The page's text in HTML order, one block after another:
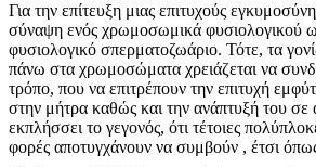
Για την επίτευξη μιας επιτυχούς
σύναψη ενός χρωμοσωμικά φυσιολογικού
φυσιολογικό σπερματοζωάριο. Τότε, τα
πάνω στα χρωμοσώματα χρειάζεται να
τρόπο, που να επιτρέπουν την επιτυχή
στην μήτρα καθώς και την ανάπτυξή του σε
εκπλήσσει το γεγονός, ότι τέτοιες
φορές αποτυγχάνουν να συμβούν , έτσι